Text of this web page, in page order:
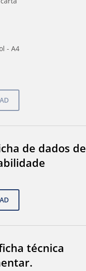
- A4
de dados de
técnica